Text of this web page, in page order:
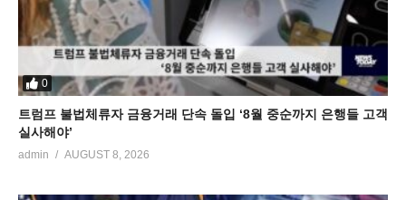
0
트럼프 불법체류자 금융거래 단속 돌입 ‘8월 중순까지 은행들 고객
실사해야’
admin AUGUST 8, 2026